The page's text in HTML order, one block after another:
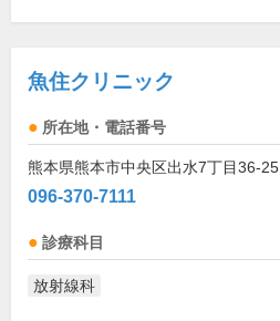
魚住クリニック
所在地・電話番号
熊本県熊本市中央区出水7丁目36-25
096-370-7111
診療科目
放射線科